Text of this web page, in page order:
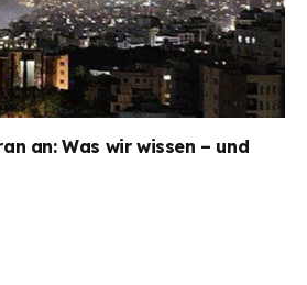
an: Was wir wissen – und